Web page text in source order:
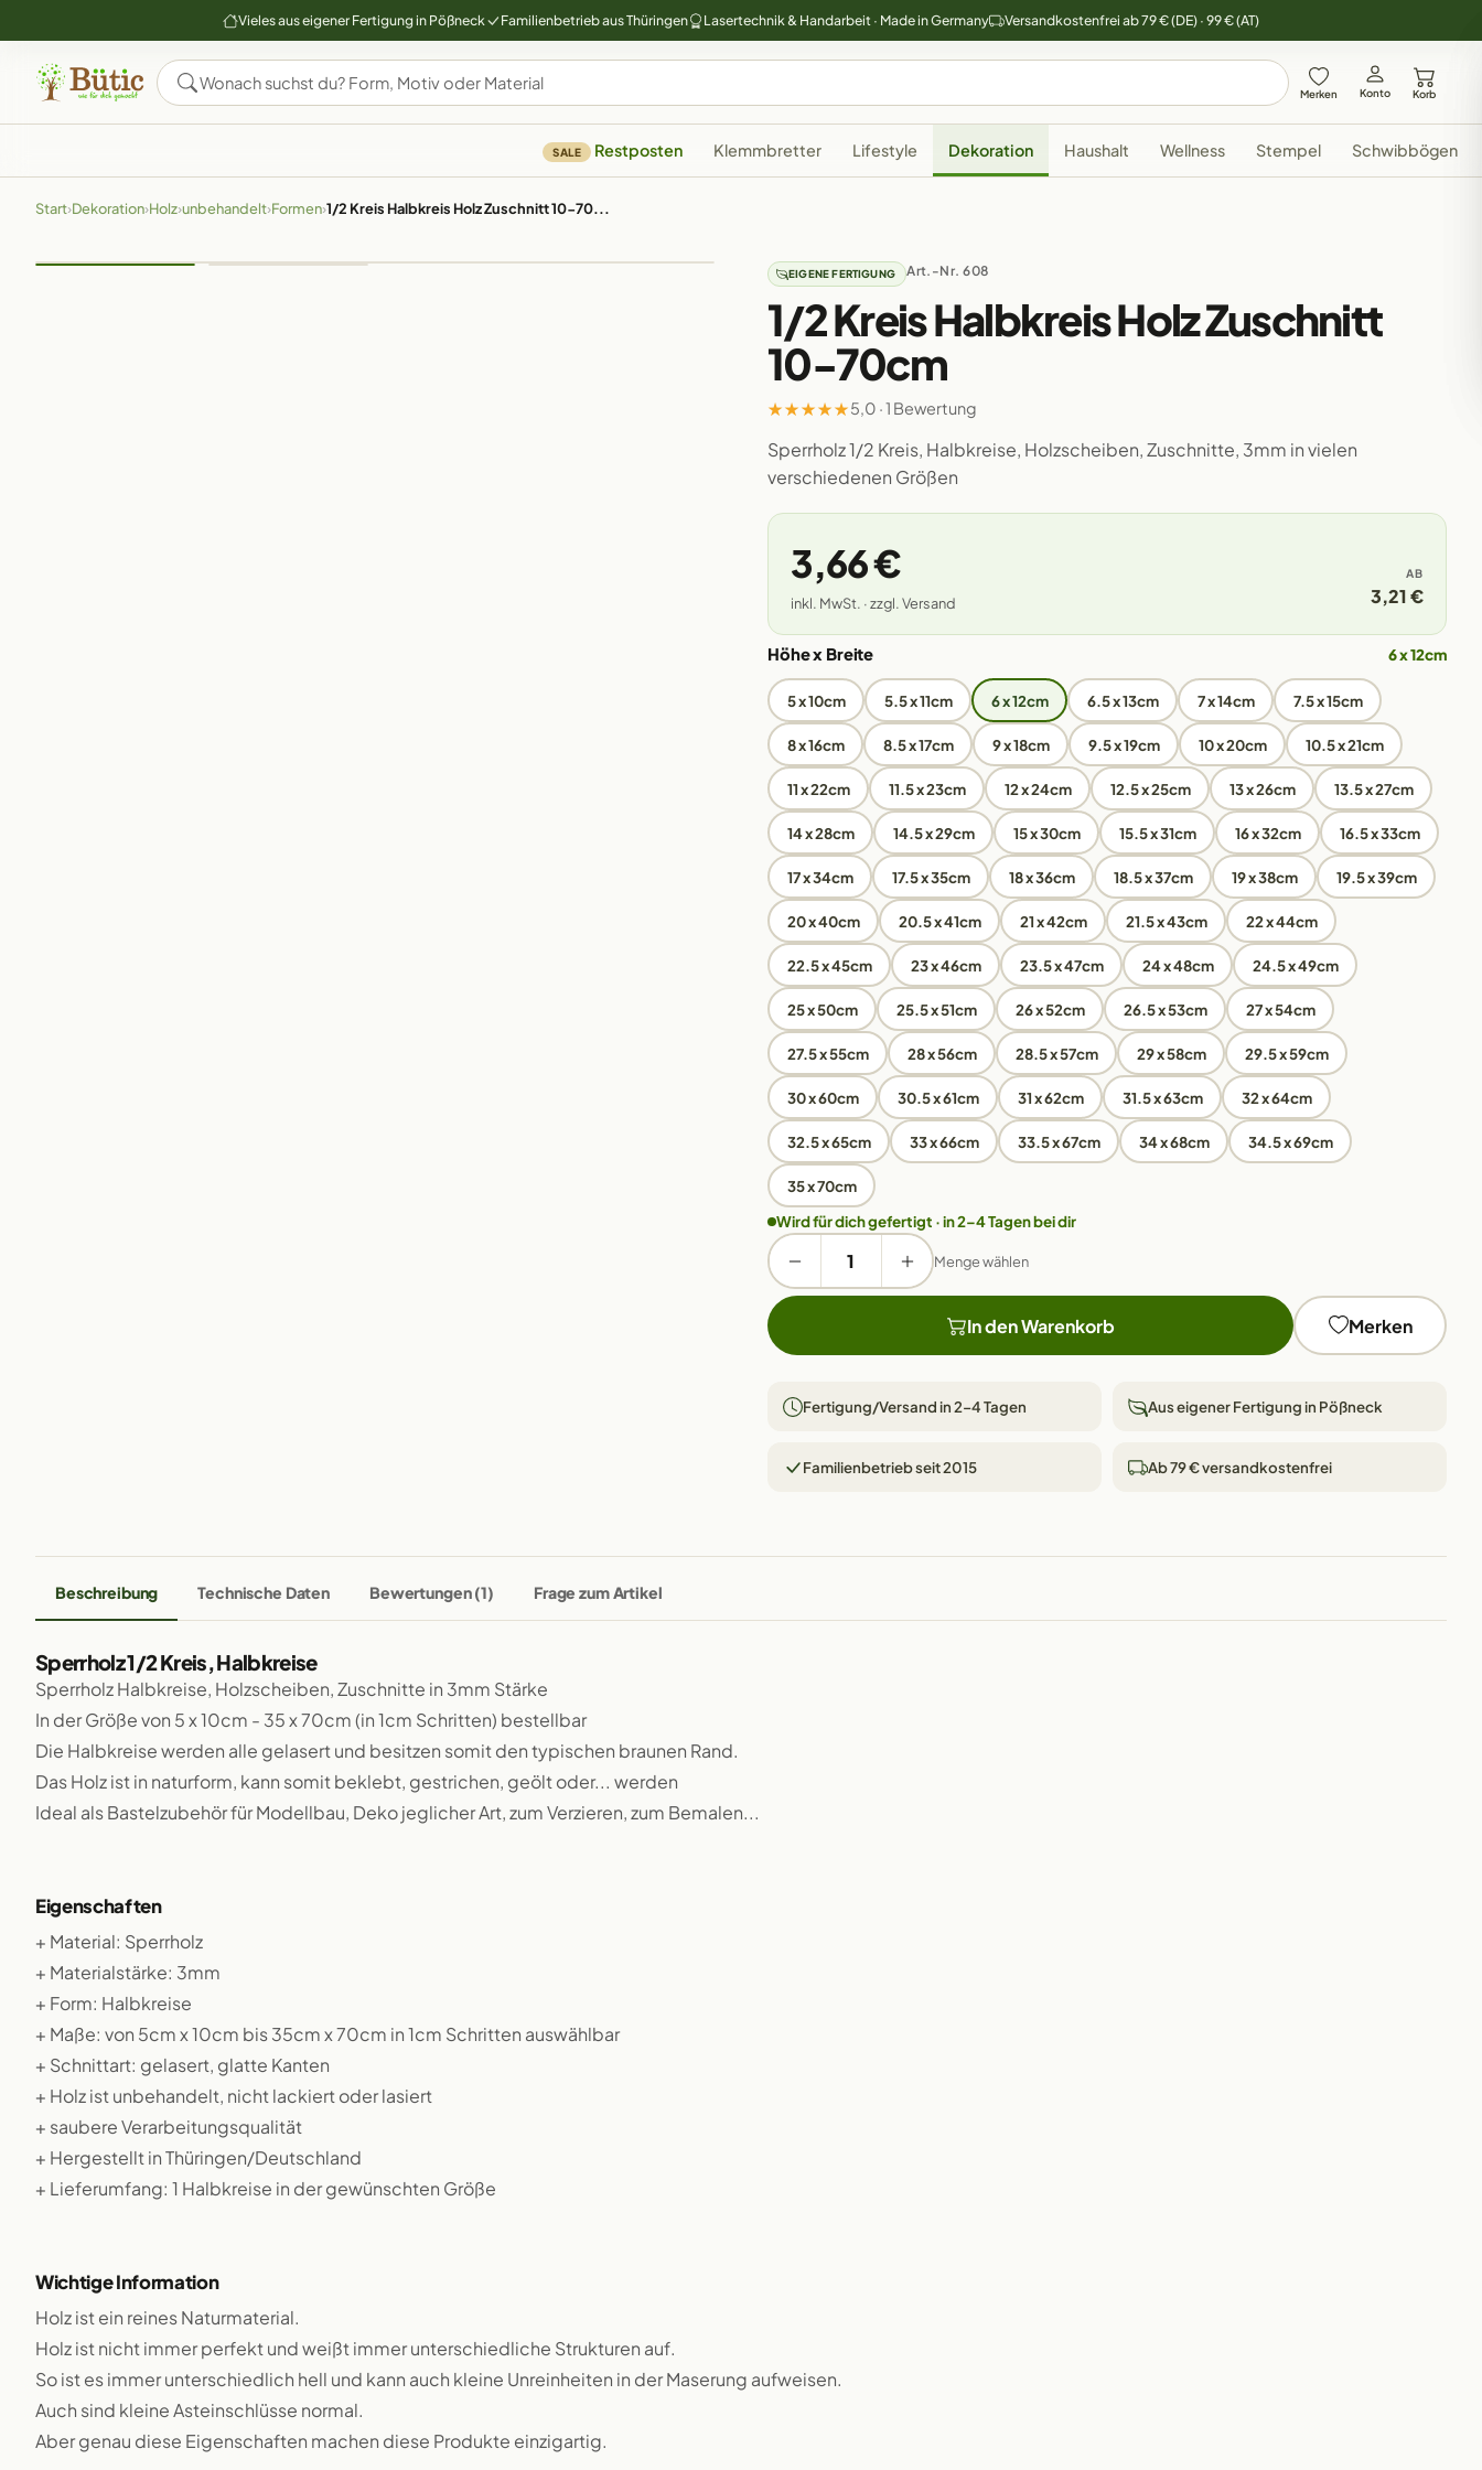
Vieles aus eigener Fertigung in Pößneck Familienbetrieb aus Thüringen Lasertechnik & Handarbeit · Made in Germany Versandkostenfrei ab 79 € (DE) · 99 € (AT)
Merken Konto Korb
SALE Restposten Klemmbretter Lifestyle Dekoration Haushalt Wellness Stempel Schwibbögen
Start›Dekoration›Holz›unbehandelt›Formen›1/2 Kreis Halbkreis Holz Zuschnitt 10-70...
EIGENE FERTIGUNG Art.-Nr. 608
1/2 Kreis Halbkreis Holz Zuschnitt
10-70cm
★★★★★5,0 · 1 Bewertung
Sperrholz 1/2 Kreis, Halbkreise, Holzscheiben, Zuschnitte, 3mm in vielen
verschiedenen Größen
3,66 €
inkl. MwSt. · zzgl. Versand
AB
3,21 €
Höhe x Breite 6 x 12cm
5 x 10cm 5.5 x 11cm 6 x 12cm 6.5 x 13cm 7 x 14cm 7.5 x 15cm
8 x 16cm 8.5 x 17cm 9 x 18cm 9.5 x 19cm 10 x 20cm 10.5 x 21cm
11 x 22cm 11.5 x 23cm 12 x 24cm 12.5 x 25cm 13 x 26cm 13.5 x 27cm
14 x 28cm 14.5 x 29cm 15 x 30cm 15.5 x 31cm 16 x 32cm 16.5 x 33cm
17 x 34cm 17.5 x 35cm 18 x 36cm 18.5 x 37cm 19 x 38cm 19.5 x 39cm
20 x 40cm 20.5 x 41cm 21 x 42cm 21.5 x 43cm 22 x 44cm
22.5 x 45cm 23 x 46cm 23.5 x 47cm 24 x 48cm 24.5 x 49cm
25 x 50cm 25.5 x 51cm 26 x 52cm 26.5 x 53cm 27 x 54cm
27.5 x 55cm 28 x 56cm 28.5 x 57cm 29 x 58cm 29.5 x 59cm
30 x 60cm 30.5 x 61cm 31 x 62cm 31.5 x 63cm 32 x 64cm
32.5 x 65cm 33 x 66cm 33.5 x 67cm 34 x 68cm 34.5 x 69cm
35 x 70cm
Wird für dich gefertigt · in 2–4 Tagen bei dir
Menge wählen
In den Warenkorb Merken
Fertigung/Versand in 2–4 Tagen Aus eigener Fertigung in Pößneck
Familienbetrieb seit 2015 Ab 79 € versandkostenfrei
Beschreibung Technische Daten Bewertungen (1) Frage zum Artikel
Sperrholz 1/2 Kreis, Halbkreise
Sperrholz Halbkreise, Holzscheiben, Zuschnitte in 3mm Stärke
In der Größe von 5 x 10cm - 35 x 70cm (in 1cm Schritten) bestellbar
Die Halbkreise werden alle gelasert und besitzen somit den typischen braunen Rand.
Das Holz ist in naturform, kann somit beklebt, gestrichen, geölt oder... werden
Ideal als Bastelzubehör für Modellbau, Deko jeglicher Art, zum Verzieren, zum Bemalen...
Eigenschaften
+ Material: Sperrholz
+ Materialstärke: 3mm
+ Form: Halbkreise
+ Maße: von 5cm x 10cm bis 35cm x 70cm in 1cm Schritten auswählbar
+ Schnittart: gelasert, glatte Kanten
+ Holz ist unbehandelt, nicht lackiert oder lasiert
+ saubere Verarbeitungsqualität
+ Hergestellt in Thüringen/Deutschland
+ Lieferumfang: 1 Halbkreise in der gewünschten Größe
Wichtige Information
Holz ist ein reines Naturmaterial.
Holz ist nicht immer perfekt und weißt immer unterschiedliche Strukturen auf.
So ist es immer unterschiedlich hell und kann auch kleine Unreinheiten in der Maserung aufweisen.
Auch sind kleine Asteinschlüsse normal.
Aber genau diese Eigenschaften machen diese Produkte einzigartig.